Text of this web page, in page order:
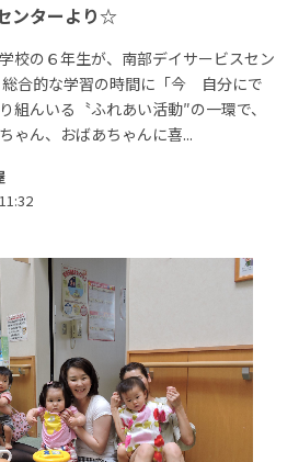
ンターより☆
校の６年生が、南部デイサービスセン
合的な学習の時間に「今 自分にで
組んいる〝ふれあい活動″の一環で、
ゃん、おばあちゃんに喜...